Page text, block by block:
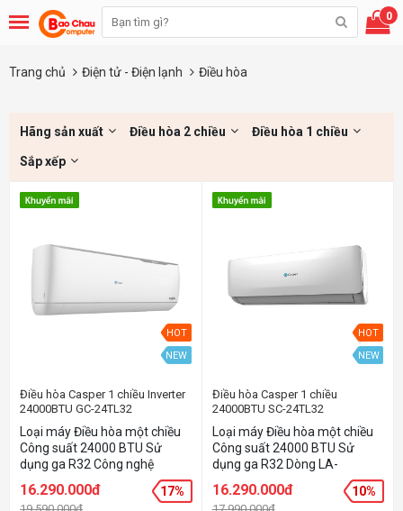
0
Trang chủ Điện tử - Điện lạnh Điều hòa
Hãng sản xuất Điều hòa 2 chiều Điều hòa 1 chiều
Sắp xếp
HOT
NEW
Điều hòa Casper 1 chiều Inverter
24000BTU GC-24TL32
Loại máy Điều hòa một chiều
Công suất 24000 BTU Sử
dụng ga R32 Công nghệ
Inverter Chức năng Smart Wifi
Chức năng IFeel cảm biến
16.290.000đ
19.590.000đ
17%
HOT
NEW
Điều hòa Casper 1 chiều
24000BTU SC-24TL32
Loại máy Điều hòa một chiều
Công suất 24000 BTU Sử
dụng ga R32 Dòng LA-
CASPER thông dụng giá rẻ
Thiết kế đẹp sang trọng, làm
16.290.000đ
17.990.000đ
10%